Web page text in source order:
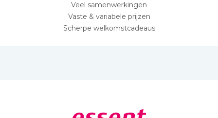
Veel samenwerkingen
Vaste & variabele prijzen
Scherpe welkomstcadeaus